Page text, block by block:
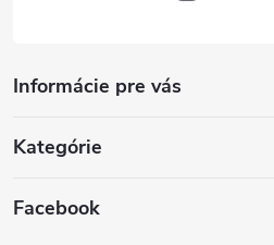
Informácie pre vás
Kategórie
Facebook